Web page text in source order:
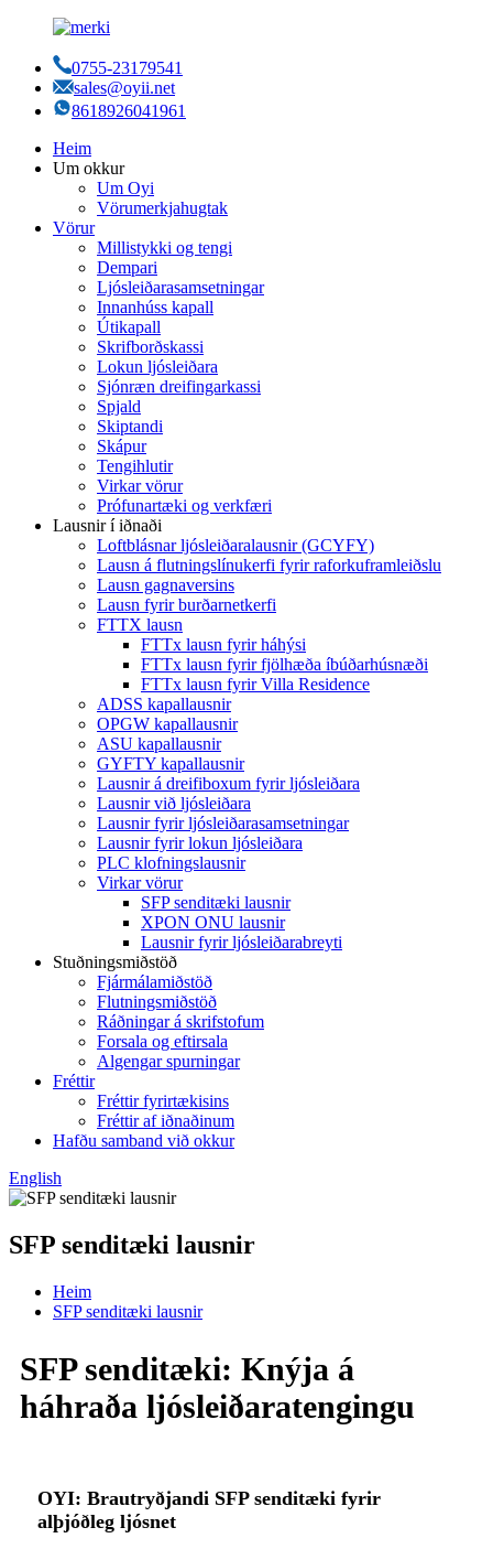
0755-23179541
sales@oyii.net
8618926041961
Heim
Um okkur
Um Oyi
Vörumerkjahugtak
Vörur
Millistykki og tengi
Dempari
Ljósleiðarasamsetningar
Innanhúss kapall
Útikapall
Skrifborðskassi
Lokun ljósleiðara
Sjónræn dreifingarkassi
Spjald
Skiptandi
Skápur
Tengihlutir
Virkar vörur
Prófunartæki og verkfæri
Lausnir í iðnaði
Loftblásnar ljósleiðaralausnir (GCYFY)
Lausn á flutningslínukerfi fyrir raforkuframleiðslu
Lausn gagnaversins
Lausn fyrir burðarnetkerfi
FTTX lausn
FTTx lausn fyrir háhýsi
FTTx lausn fyrir fjölhæða íbúðarhúsnæði
FTTx lausn fyrir Villa Residence
ADSS kapallausnir
OPGW kapallausnir
ASU kapallausnir
GYFTY kapallausnir
Lausnir á dreifiboxum fyrir ljósleiðara
Lausnir við ljósleiðara
Lausnir fyrir ljósleiðarasamsetningar
Lausnir fyrir lokun ljósleiðara
PLC klofningslausnir
Virkar vörur
SFP senditæki lausnir
XPON ONU lausnir
Lausnir fyrir ljósleiðarabreyti
Stuðningsmiðstöð
Fjármálamiðstöð
Flutningsmiðstöð
Ráðningar á skrifstofum
Forsala og eftirsala
Algengar spurningar
Fréttir
Fréttir fyrirtækisins
Fréttir af iðnaðinum
Hafðu samband við okkur
English
SFP senditæki lausnir
Heim
SFP senditæki lausnir
SFP senditæki: Knýja á
háhraða ljósleiðaratengingu
OYI: Brautryðjandi SFP senditæki fyrir
alþjóðleg ljósnet